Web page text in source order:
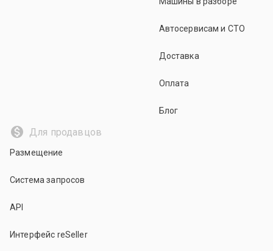
Автосервисам и СТО
Доставка
Оплата
Блог
Для продавцов
Размещение
Система запросов
API
Интерфейс reSeller